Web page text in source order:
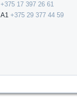
+375 17 397 26 61
А1+375 29 377 44 59